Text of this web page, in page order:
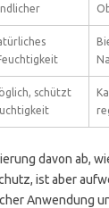
schützt
davon ab,
ist aber
Anwendung